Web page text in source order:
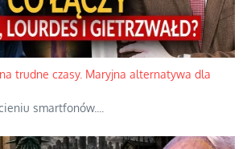
trudne czasy. Maryjna alternatywa dla
smartfonów.